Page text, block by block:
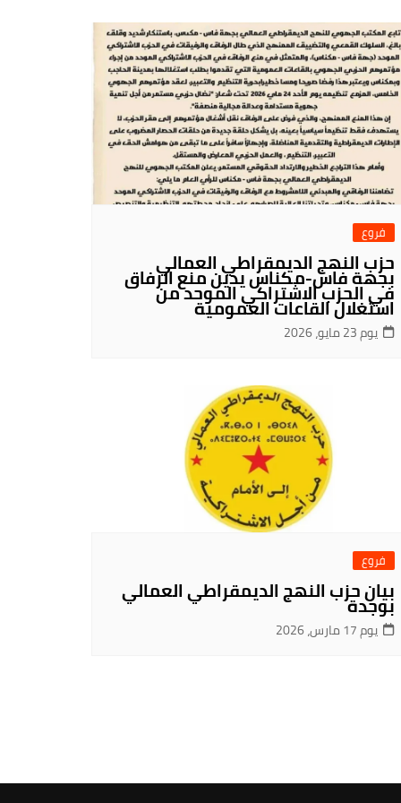
فروع
حزب النهج الديمقراطي العمالي
بجهة فاس-مكناس يدين منع الرفاق
في الحزب الاشتراكي الموحد من
استغلال القاعات العمومية
يوم 23 مايو، 2026
فروع
بيان حزب النهج الديمقراطي العمالي
بوجدة
يوم 17 مارس، 2026